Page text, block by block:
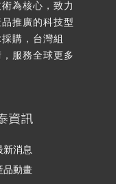
為核心，致力
推廣的科技型
購，台灣組
服務全球更多
資訊
新消息
品動畫